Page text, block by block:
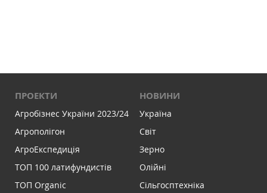
ПРОЕКТИ
Агробізнес України 2023/24
Агрополігон
АгроЕкспедиція
ТОП 100 латифундистів
ТОП Organic
НОВИНИ
Україна
Світ
Зерно
Олійні
Сільгосптехніка